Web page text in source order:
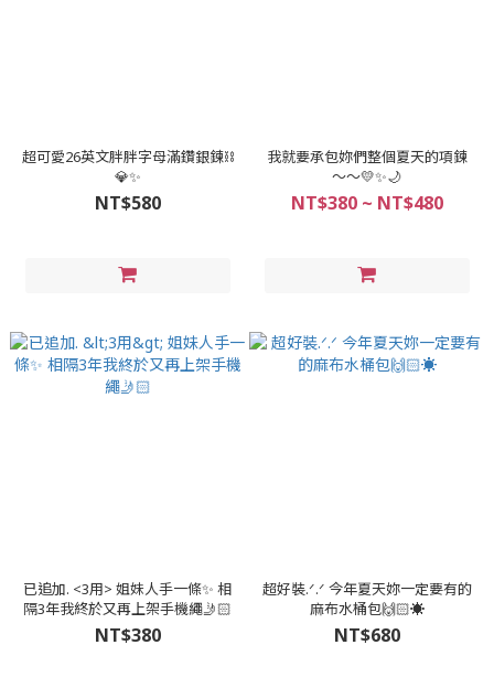
超可愛26英文胖胖字母滿鑽銀鍊⛓
💎✨
NT$580
我就要承包妳們整個夏天的項鍊
～～💛✨🌙
NT$380 ~ NT$480
已追加. <3用> 姐妹人手一條✨ 相
隔3年我終於又再上架手機繩🤳🏻
NT$380
超好裝.ᐟ‪‪‪.ᐟ‪‪‪ 今年夏天妳一定要有的
麻布水桶包🙌🏻☀️
NT$680